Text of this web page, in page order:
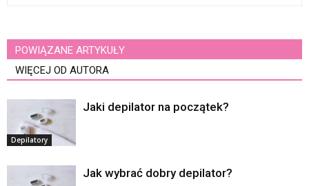
POWIĄZANE ARTYKUŁY
WIĘCEJ OD AUTORA
Depilatory
Jaki depilator na początek?
Jak wybrać dobry depilator?